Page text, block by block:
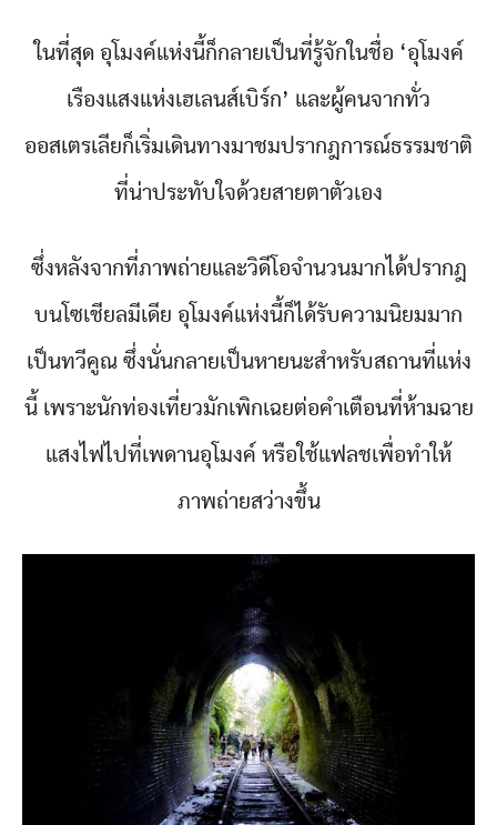
ในที่สุด อุโมงค์แห่งนี้ก็กลายเป็นที่รู้จักในชื่อ ‘อุโมงค์
เรืองแสงแห่งเฮเลนส์เบิร์ก’ และผู้คนจากทั่ว
ออสเตรเลียก็เริ่มเดินทางมาชมปรากฎการณ์ธรรมชาติ
ที่น่าประทับใจด้วยสายตาตัวเอง
ซึ่งหลังจากที่ภาพถ่ายและวิดีโอจำนวนมากได้ปรากฎ
บนโซเชียลมีเดีย อุโมงค์แห่งนี้ก็ได้รับความนิยมมาก
เป็นทวีคูณ ซึ่งนั่นกลายเป็นหายนะสำหรับสถานที่แห่ง
นี้ เพราะนักท่องเที่ยวมักเพิกเฉยต่อคำเตือนที่ห้ามฉาย
แสงไฟไปที่เพดานอุโมงค์ หรือใช้แฟลชเพื่อทำให้
ภาพถ่ายสว่างขึ้น